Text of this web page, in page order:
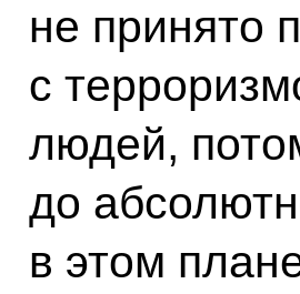
не принято
с
людей,
до
в этом